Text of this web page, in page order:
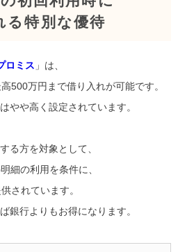
る特別な優待
ロミス 」は、
500万円まで借り入れが可能です。
やや高く設定されています。
る方を対象として、
細の利用を条件に、
されています。
銀行よりもお得になります。